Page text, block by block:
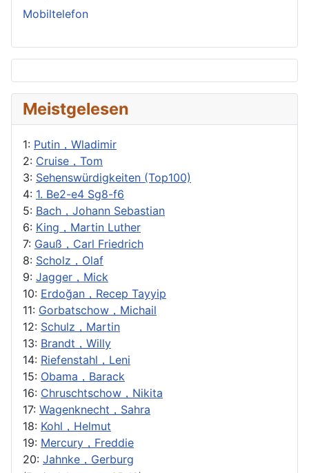
Mobiltelefon
Meistgelesen
1: Putin，Wladimir
2: Cruise，Tom
3: Sehenswürdigkeiten (Top100)
4: 1. Be2-e4 Sg8-f6
5: Bach，Johann Sebastian
6: King，Martin Luther
7: Gauß，Carl Friedrich
8: Scholz，Olaf
9: Jagger，Mick
10: Erdoğan，Recep Tayyip
11: Gorbatschow，Michail
12: Schulz，Martin
13: Brandt，Willy
14: Riefenstahl，Leni
15: Obama，Barack
16: Chruschtschow，Nikita
17: Wagenknecht，Sahra
18: Kohl，Helmut
19: Mercury，Freddie
20: Jahnke，Gerburg